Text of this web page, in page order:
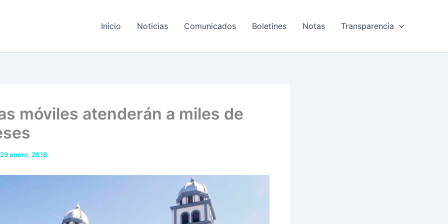
Inicio Noticias Comunicados Boletines Notas Transparencia
móviles atenderán a miles de
29 enero, 2018